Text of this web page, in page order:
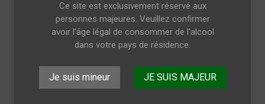
Ce site est exclusivement réservé aux
personnes majeures. Veuillez confirmer
avoir l’âge légal de consommer de l’alcool
dans votre pays de résidence.
Je suis mineur JE SUIS MAJEUR